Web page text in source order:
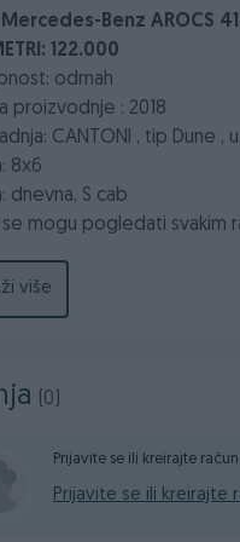
Benz AROCS
122.000
odmah
proizvodnje : 2018
CANTONI , tip Dune
8x6
dnevna, S cab
se mogu pogledati svakim
možete dobiti
više
(0)
Prijavite se ili kreirajte
Prijavite se ili kreirajte